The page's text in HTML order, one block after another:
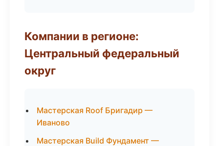
Компании в регионе:
Центральный федеральный
округ
Мастерская Roof Бригадир —
Иваново
Мастерская Build Фундамент —